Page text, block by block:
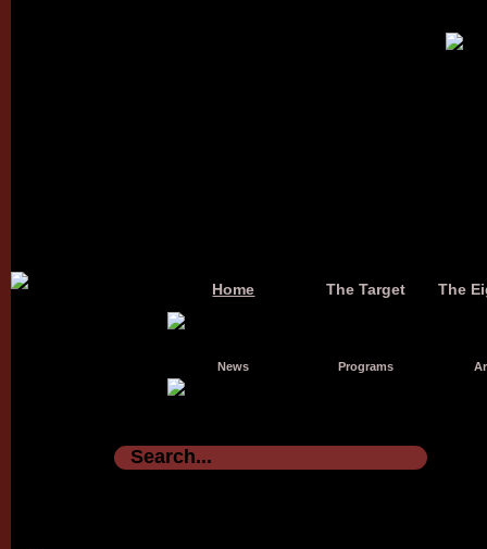
Home The Target The
News Programs